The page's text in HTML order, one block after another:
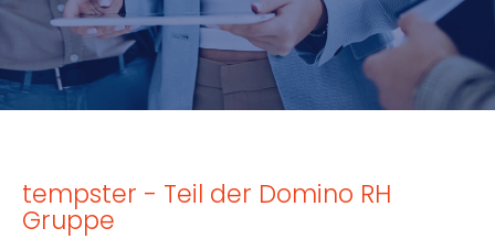
tempster - Teil der Domino RH
Gruppe